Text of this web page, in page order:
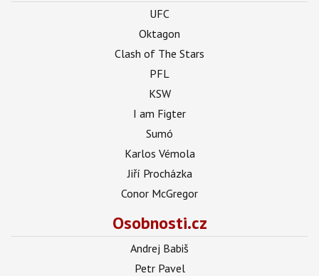
UFC
Oktagon
Clash of The Stars
PFL
KSW
I am Figter
Sumó
Karlos Vémola
Jiří Procházka
Conor McGregor
Osobnosti.cz
Andrej Babiš
Petr Pavel